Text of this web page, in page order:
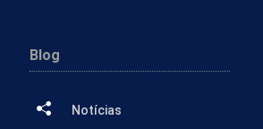
Blog
Notícias